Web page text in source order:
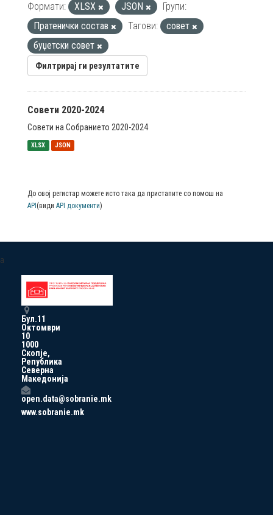
Формати: XLSX JSON
Групи:
Пратенички состав
Тагови:
совет
буџетски совет
Филтрирај ги резултатите
Совети 2020-2024
Совети на Собранието 2020-2024
XLSX JSON
До овој регистар можете исто така да пристапите со помош на
API (види API документи)
a
Бул.11
Октомври
10
1000
Скопје,
Република
Северна
Македонија
open.data@sobranie.mk
www.sobranie.mk